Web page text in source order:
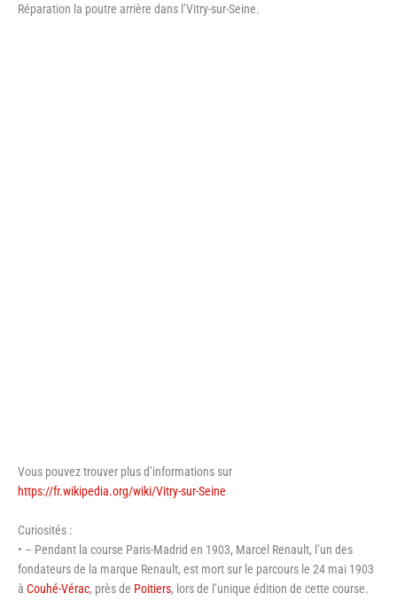
Réparation la poutre arrière dans l’Vitry-sur-Seine.
Vous pouvez trouver plus d’informations sur
https://fr.wikipedia.org/wiki/Vitry-sur-Seine
Curiosités :
• – Pendant la course Paris-Madrid en 1903, Marcel Renault, l’un des
fondateurs de la marque Renault, est mort sur le parcours le 24 mai 1903
à Couhé-Vérac, près de Poitiers, lors de l’unique édition de cette course.